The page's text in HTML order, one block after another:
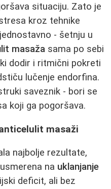
situaciju. Zato je
kroz tehnike
- šetnju u
masaža sama po sebi
dodir i ritmični pokreti
lučenje endorfina.
saveznik - bori se
koji ga pogoršava.
masaži
najbolje rezultate,
na uklanjanje
deficit, ali bez